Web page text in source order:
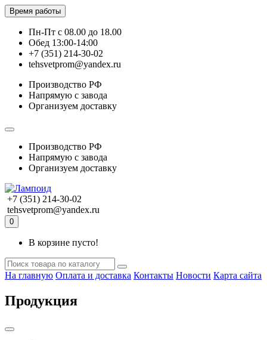
Время работы
Пн-Пт с 08.00 до 18.00
Обед 13:00-14:00
+7 (351) 214-30-02
tehsvetprom@yandex.ru
Производство РФ
Напрямую с завода
Организуем доставку
Производство РФ
Напрямую с завода
Организуем доставку
+7 (351) 214-30-02
tehsvetprom@yandex.ru
0
В корзине пусто!
На главную Оплата и доставка Контакты Новости Карта сайта
Продукция